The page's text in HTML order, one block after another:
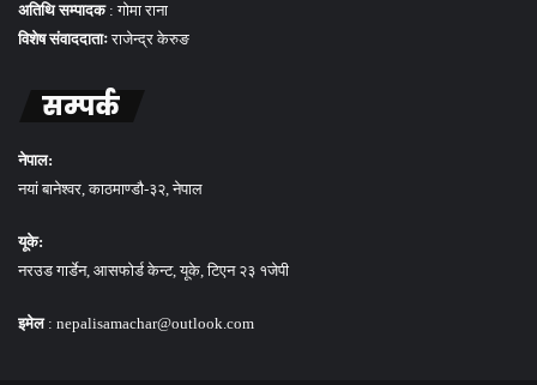
अतिथि सम्पादक: गोमा राना
विशेष संवाददाताःराजेन्द्र केरुङ
सम्पर्क
नेपाल:
नयां बानेश्वर, काठमाण्डौ-३२, नेपाल
यूके:
नरउड गार्डेन, आसफोर्ड केन्ट, यूके, टिएन २३ १जेपी
इमेल: nepalisamachar@outlook.com